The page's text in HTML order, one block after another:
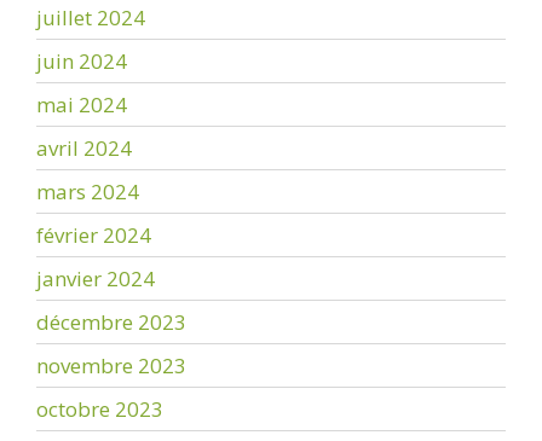
juillet 2024
juin 2024
mai 2024
avril 2024
mars 2024
février 2024
janvier 2024
décembre 2023
novembre 2023
octobre 2023